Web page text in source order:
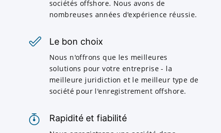
sociétés offshore. Nous avons de
nombreuses années d'expérience réussie.
Le bon choix
Nous n'offrons que les meilleures
solutions pour votre entreprise - la
meilleure juridiction et le meilleur type de
société pour l'enregistrement offshore.
Rapidité et fiabilité